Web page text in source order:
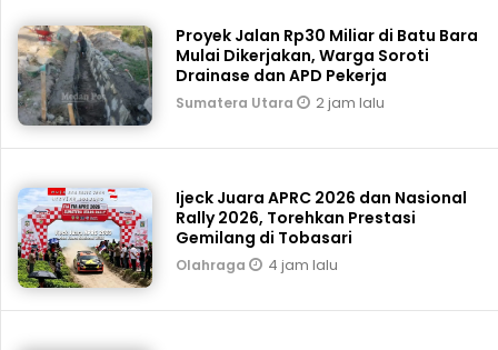
Proyek Jalan Rp30 Miliar di Batu Bara
Mulai Dikerjakan, Warga Soroti
Drainase dan APD Pekerja
Sumatera Utara 2 jam lalu
Ijeck Juara APRC 2026 dan Nasional
Rally 2026, Torehkan Prestasi
Gemilang di Tobasari
Olahraga 4 jam lalu